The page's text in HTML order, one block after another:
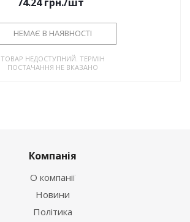
НЕМАЄ В НАЯВНОСТІ
ТОВАР НЕДОСТУПНИЙ. ТЕРМІН
ПОСТАЧАННЯ НЕ ВКАЗАНО
Компанія
О компанії
Новини
Політика